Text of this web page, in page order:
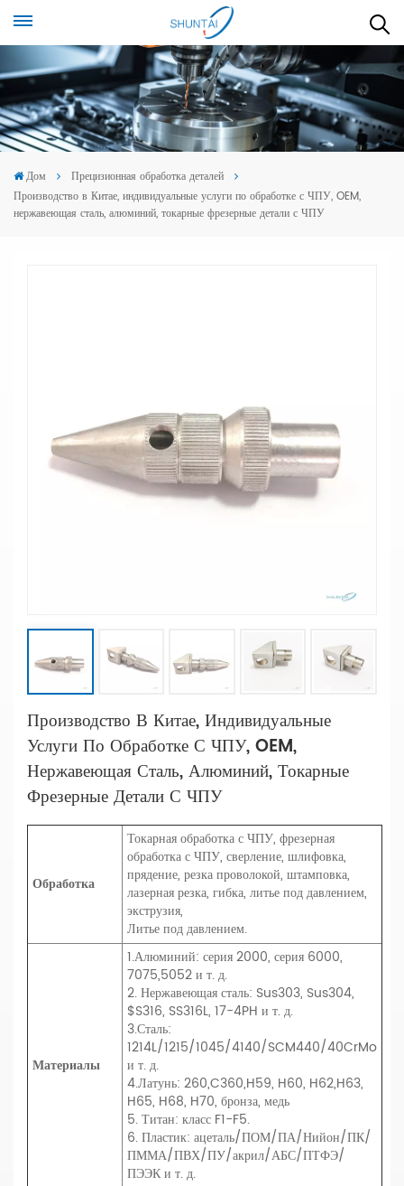
Дом
Прецизионная обработка деталей
Производство в Китае, индивидуальные услуги по обработке с ЧПУ, OEM,
нержавеющая сталь, алюминий, токарные фрезерные детали с ЧПУ
Производство В Китае, Индивидуальные
Услуги По Обработке С ЧПУ, OEM,
Нержавеющая Сталь, Алюминий, Токарные
Фрезерные Детали С ЧПУ
Обработка
Токарная обработка с ЧПУ, фрезерная
обработка с ЧПУ, сверление, шлифовка,
прядение, резка проволокой, штамповка,
лазерная резка, гибка, литье под давлением,
экструзия,
Литье под давлением.
Материалы
1.Алюминий: серия 2000, серия 6000,
7075,5052 и т. д.
2. Нержавеющая сталь: Sus303, Sus304,
$S316, SS316L, 17-4PH и т. д.
3.Сталь:
1214L/1215/1045/4140/SCM440/40CrMo
и т. д.
4.Латунь: 260,C360,H59, H60, H62,H63,
H65, H68, H70, бронза, медь
5. Титан: класс F1-F5.
6. Пластик: ацеталь/ПОМ/ПА/Нийон/ПК/
ПММА/ПВХ/ПУ/акрил/АБС/ПТФЭ/
ПЭЭК и т. д.